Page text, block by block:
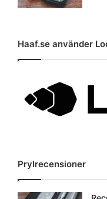
Haaf.se använder
Prylrecensioner